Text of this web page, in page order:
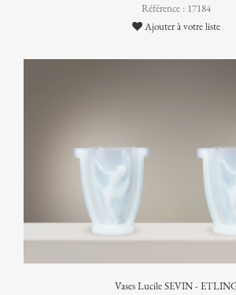
Référence : 17184
Ajouter à votre liste
Vases Lucile SEVIN -